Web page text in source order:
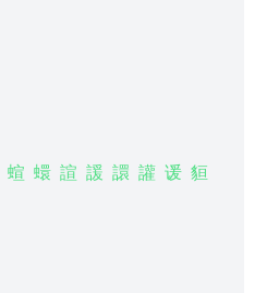
蝖 蠉 諠 諼 譞 讙 谖 貆